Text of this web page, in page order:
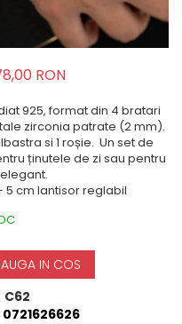
RON
925, format din 4 bratari
zirconia patrate (2 mm).
si 1 roșie. Un set de
ținutele de zi sau pentru
5 cm lantisor reglabil
IN COS
C62
0721626626